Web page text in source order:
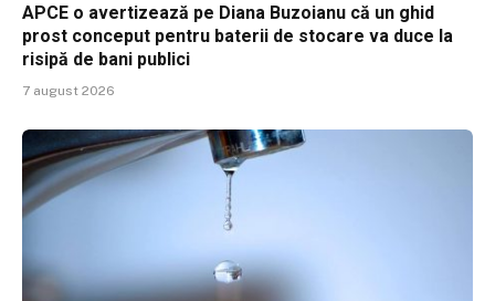
APCE o avertizează pe Diana Buzoianu că un ghid
prost conceput pentru baterii de stocare va duce la
risipă de bani publici
7 august 2026